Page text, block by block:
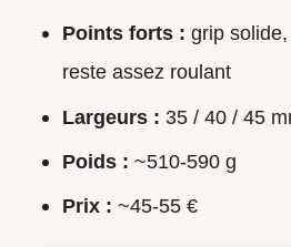
Points forts : grip
reste assez roulant
Largeurs : 35 / 40 / 45
Poids : ~510-590 g
Prix : ~45-55 €